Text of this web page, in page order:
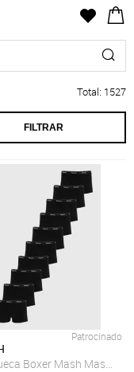
Total: 1527
FILTRAR
Água
Patrocinado
Boxer Mash